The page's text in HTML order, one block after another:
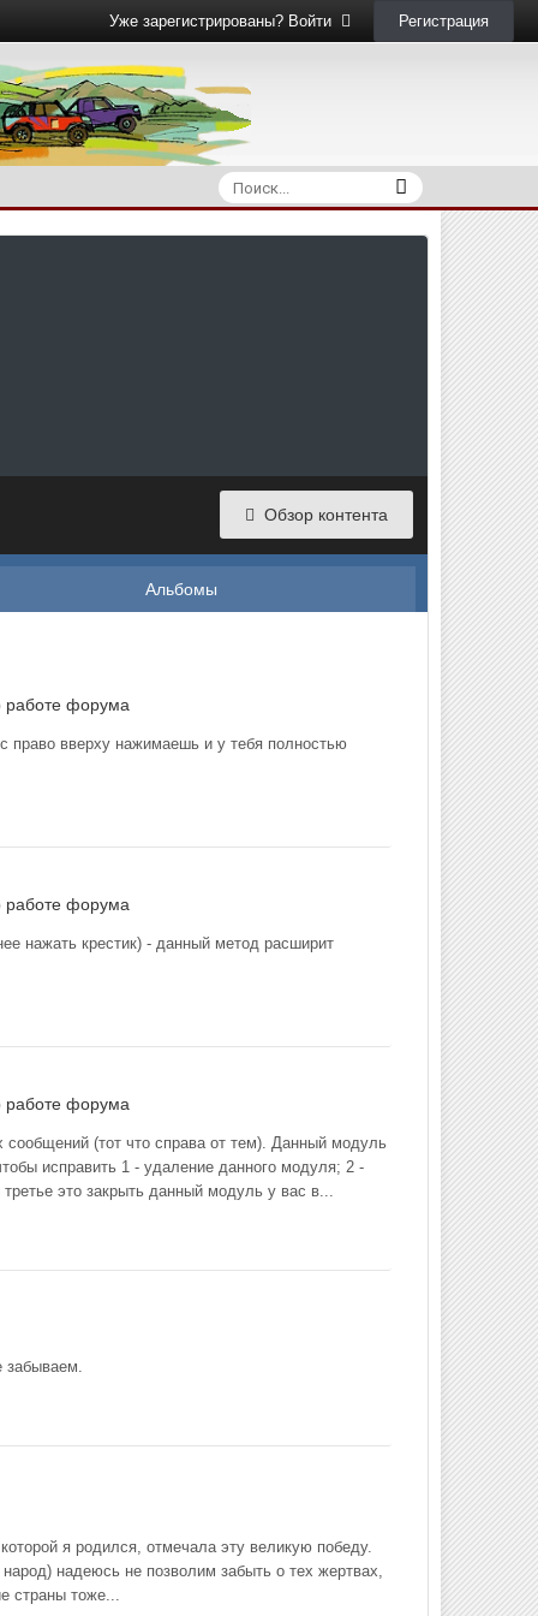
Уже зарегистрированы? Войти Регистрация
Обзор контента
Альбомы
работе форума
право вверху нажимаешь и у тебя полностью
работе форума
нажать крестик) - данный метод расширит
работе форума
(тот что справа от тем). Данный модуль
исправить 1 - удаление данного модуля; 2 -
это закрыть данный модуль у вас в...
забываем.
я родился, отмечала эту великую победу.
надеюсь не позволим забыть о тех жертвах,
страны тоже...